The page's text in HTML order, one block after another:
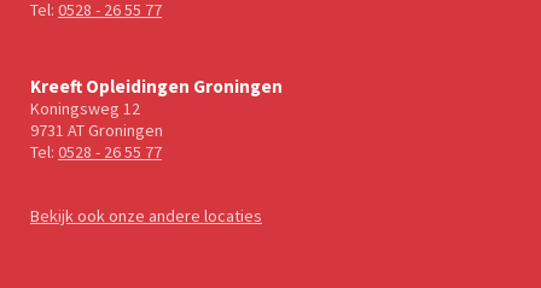
Tel: 0528 - 26 55 77
Kreeft Opleidingen Groningen
Koningsweg 12
9731 AT Groningen
Tel: 0528 - 26 55 77
Bekijk ook onze andere locaties